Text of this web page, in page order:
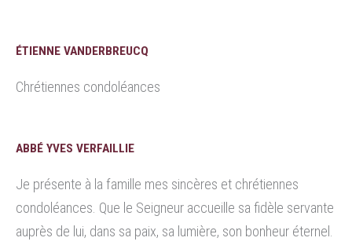
ÉTIENNE VANDERBREUCQ
Chrétiennes condoléances
ABBÉ YVES VERFAILLIE
Je présente à la famille mes sincères et chrétiennes
condoléances. Que le Seigneur accueille sa fidèle servante
auprès de lui, dans sa paix, sa lumière, son bonheur éternel.